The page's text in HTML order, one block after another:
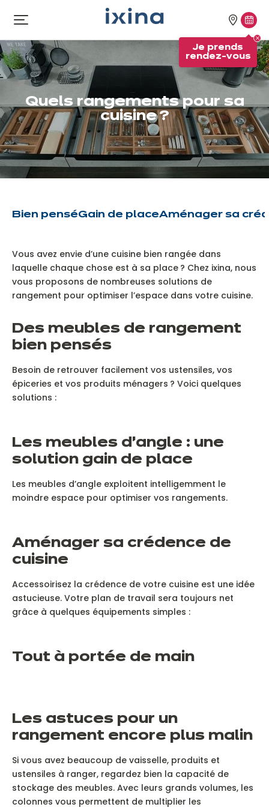
Aller au contenu principal
Ouvrir
le
menu
NosJe
vous
Je prends
rendez-vous
Quels rangements pour sa
cuisine ?
Bien penséGain de placeAménager sa
Vous avez envie d’une cuisine bien rangée dans
laquelle chaque chose est à sa place ? Chez ixina, nous
vous proposons de nombreuses solutions de
rangement pour optimiser l’espace dans votre cuisine.
Des meubles de rangement
bien pensés
Besoin de retrouver facilement vos ustensiles, vos
épiceries et vos produits ménagers ? Voici quelques
solutions :
Allier hotte et rangement pour un usage 2-en-1.
Les meubles d’angle : une
solution gain de place
Les meubles d’angle exploitent intelligemment le
moindre espace pour optimiser vos rangements.
La colonne d’angle avec un rangement tablette, mais
aussi des plateaux sortants pour un accès plus facile
Aménager sa crédence de
cuisine
Accessoirisez la crédence de votre cuisine est une idée
astucieuse. Votre plan de travail sera toujours net
grâce à quelques équipements simples :
Tout à portée de main
Les astuces pour un
rangement encore plus malin
Si vous avez beaucoup de vaisselle, produits et
ustensiles à ranger, regardez bien la capacité de
stockage des meubles. Avec leurs grands volumes, les
colonnes vous permettent de multiplier les